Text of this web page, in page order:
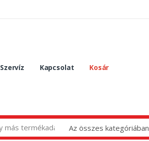
Szervíz Kapcsolat Kosár
Az összes kategóriában